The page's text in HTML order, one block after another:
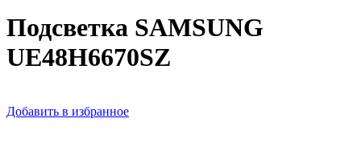
Подсветка SAMSUNG
UE48H6670SZ
Добавить в избранное